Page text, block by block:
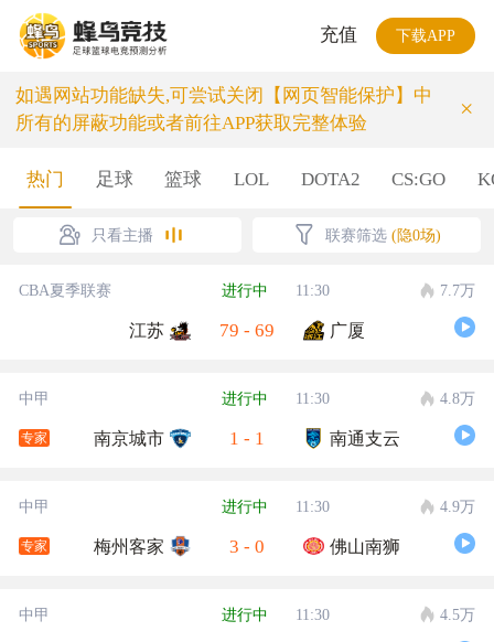
充值 下载APP
如遇网站功能缺失,可尝试关闭【网页智能保护】中
所有的屏蔽功能或者前往APP获取完整体验
×
热门 足球 篮球 LOL DOTA2 CS:GO
只看主播 联赛筛选 (隐0场)
CBA夏季联赛 进行中 11:30 7.7万
江苏 79 - 69 广厦
中甲 进行中 11:30 4.8万
专家 南京城市 1 - 1 南通支云
中甲 进行中 11:30 4.9万
专家 梅州客家 3 - 0 佛山南狮
中甲 进行中 11:30 4.5万